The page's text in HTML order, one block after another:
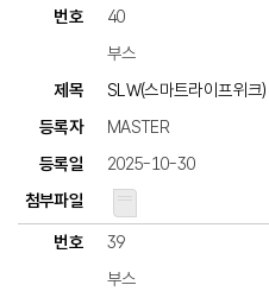
40
부스
SLW(스마트라이프위
MASTER
2025-10-30
39
부스